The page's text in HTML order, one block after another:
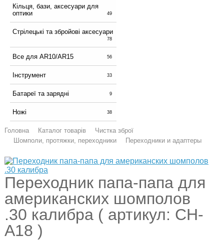
Кільця, бази, аксесуари для
оптики
49
Стрілецькі та збройові аксесуари
78
Все для AR10/AR15 56
Інструмент 33
Батареї та зарядні 9
Ножі 38
Головна Каталог товарів
Чистка зброї
Шомполи, протяжки, переходники
Переходники и адаптеры
Переходник папа-папа для
американских шомполов
.30 калибра ( артикул: CH-
A18 )